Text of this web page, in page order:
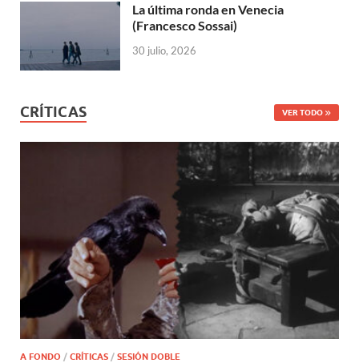
La última ronda en Venecia
(Francesco Sossai)
30 julio, 2026
CRÍTICAS VER TODO
A FONDO / CRÍTICAS / SESIÓN DOBLE